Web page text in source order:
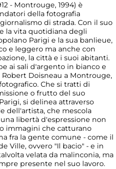
- Montrouge, 1994) è
della fotografia
di strada. Con il suo
la vita quotidiana degli
Parigi e la sua banlieue,
e leggero ma anche con
la città e i suoi abitanti.
ai sali d'argento in bianco e
Doisneau a Montrouge,
Che si tratti di
o frutto del suo
si delinea attraverso
dell'artista, che mescola
libertà d'espressione non
immagini che catturano
fra la gente comune - come il
Ville, ovvero "Il bacio" - e in
velata da malinconia, ma
presente nel suo lavoro.